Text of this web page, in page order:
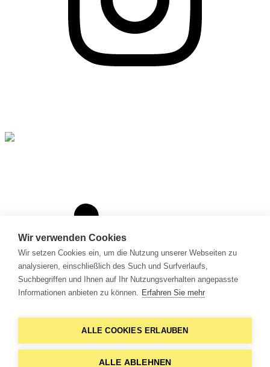
Wir verwenden Cookies
Wir setzen Cookies ein, um die Nutzung unserer Webseiten zu
analysieren, einschließlich des Such und Surfverlaufs,
Suchbegriffen und Ihnen auf Ihr Nutzungsverhalten angepasste
Informationen anbieten zu können. Erfahren Sie mehr
ALLE COOKIES ERLAUBEN
ALLE ABLEHNEN